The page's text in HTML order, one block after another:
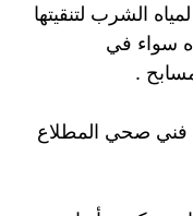
الشرب لتنقيتها
سواء في
.
فني صحي المطلاع